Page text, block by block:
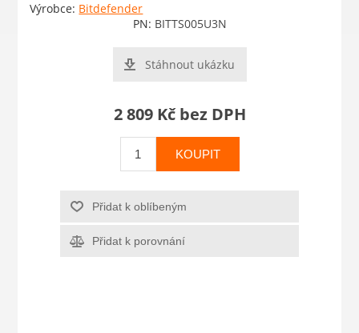
Výrobce: Bitdefender
PN: BITTS005U3N
Stáhnout ukázku
2 809 Kč bez DPH
KOUPIT
Přidat k oblíbeným
Přidat k porovnání